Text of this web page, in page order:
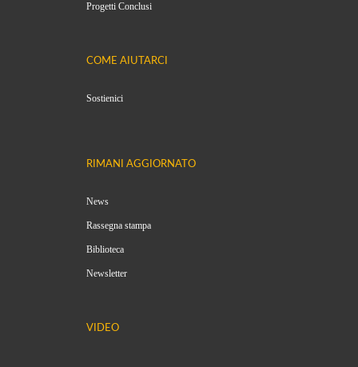
Progetti Conclusi
COME AIUTARCI
Sostienici
RIMANI AGGIORNATO
News
Rassegna stampa
Biblioteca
Newsletter
VIDEO